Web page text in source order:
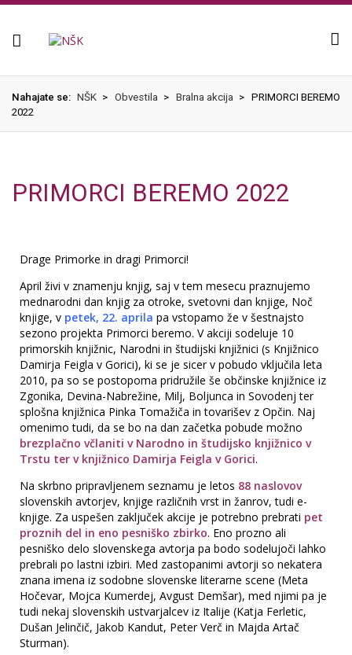
Nahajate se: NŠK > Obvestila > Bralna akcija > PRIMORCI BEREMO
2022
PRIMORCI BEREMO 2022
Drage Primorke in dragi Primorci!
April živi v znamenju knjig, saj v tem mesecu praznujemo
mednarodni dan knjig za otroke, svetovni dan knjige, Noč
knjige, v petek, 22. aprila pa vstopamo že v šestnajsto
sezono projekta Primorci beremo. V akciji sodeluje 10
primorskih knjižnic, Narodni in študijski knjižnici (s Knjižnico
Damirja Feigla v Gorici), ki se je sicer v pobudo vključila leta
2010, pa so se postopoma pridružile še občinske knjižnice iz
Zgonika, Devina-Nabrežine, Milj, Boljunca in Sovodenj ter
splošna knjižnica Pinka Tomažiča in tovarišev z Opčin. Naj
omenimo tudi, da se bo na dan začetka pobude možno
brezplačno včlaniti v Narodno in študijsko knjižnico v
Trstu ter v knjižnico Damirja Feigla v Gorici.
Na skrbno pripravljenem seznamu je letos 88 naslovov
slovenskih avtorjev, knjige različnih vrst in žanrov, tudi e-
knjige. Za uspešen zaključek akcije je potrebno prebrati pet
proznih del in eno pesniško zbirko. Eno prozno ali
pesniško delo slovenskega avtorja pa bodo sodelujoči lahko
prebrali po lastni izbiri. Med zastopanimi avtorji so nekatera
znana imena iz sodobne slovenske literarne scene (Meta
Hočevar, Mojca Kumerdej, Avgust Demšar), med njimi pa je
tudi nekaj slovenskih ustvarjalcev iz Italije (Katja Ferletic,
Dušan Jelinčič, Jakob Kandut, Peter Verč in Majda Artač
Sturman).